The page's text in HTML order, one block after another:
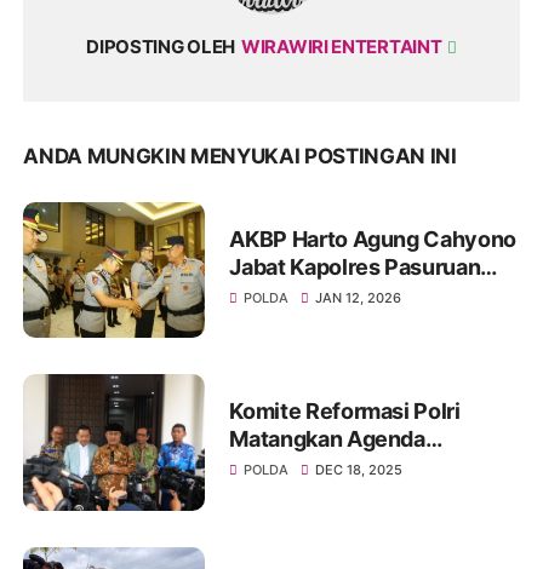
DIPOSTING OLEH WIRAWIRI ENTERTAINT
ANDA MUNGKIN MENYUKAI POSTINGAN INI
AKBP Harto Agung Cahyono
Jabat Kapolres Pasuruan
Gantikan AKBP Jazuli
POLDA JAN 12, 2026
Komite Reformasi Polri
Matangkan Agenda
Pembenahan Regulasi
POLDA DEC 18, 2025